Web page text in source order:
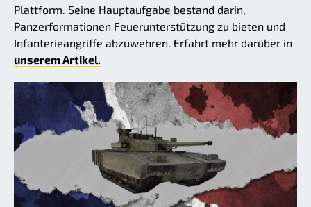
Plattform. Seine Hauptaufgabe bestand darin,
Panzerformationen Feuerunterstützung zu bieten und
Infanterieangriffe abzuwehren. Erfahrt mehr darüber in
unserem Artikel.